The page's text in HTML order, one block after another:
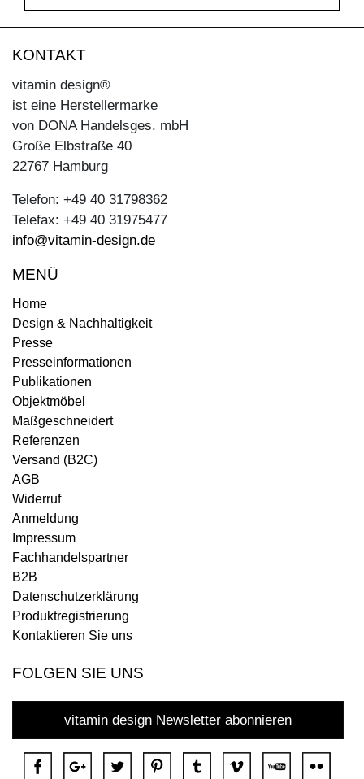
KONTAKT
vitamin design®
ist eine Herstellermarke
von DONA Handelsges. mbH
Große Elbstraße 40
22767 Hamburg
Telefon: +49 40 31798362
Telefax: +49 40 31975477
info@vitamin-design.de
MENÜ
Home
Design & Nachhaltigkeit
Presse
Presseinformationen
Publikationen
Objektmöbel
Maßgeschneidert
Referenzen
Versand (B2C)
AGB
Widerruf
Anmeldung
Impressum
Fachhandelspartner
B2B
Datenschutzerklärung
Produktregistrierung
Kontaktieren Sie uns
FOLGEN SIE UNS
vitamin design Newsletter abonnieren